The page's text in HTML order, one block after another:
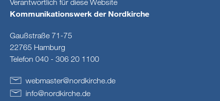
Verantwortlich für diese Website
Kommunikationswerk der Nordkirche
Gaußstraße 71-75
22765 Hamburg
Telefon 040 - 306 20 1100
webmaster@nordkirche.de
info@nordkirche.de